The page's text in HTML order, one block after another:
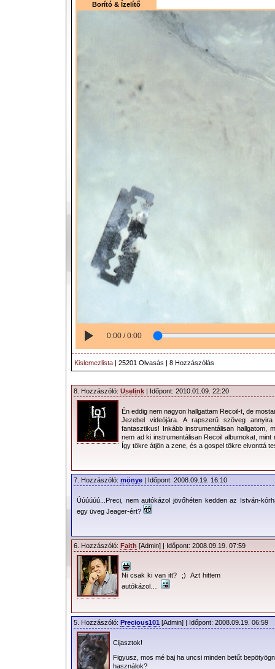
Borító & Ízelítő
0:00 / 0:00
Kislemezlista | 25201 Olvasás | 8 Hozzászólás
8. Hozzászóló: Uselink | Időpont: 2010.01.09. 22:20
Én eddig nem nagyon hallgattam Recoil-t, de
Jezebel videójára. A rapszerű szöveg
fantasztikus! Inkább instrumentálisan hallgatom,
nem ad ki instrumentálisan Recoil albumokat, mint
Így tökre átjön a zene, és a gospel tökre elvonttá
7. Hozzászóló: mönye | Időpont: 2008.09.19. 16:10
Úúúúúú...Preci, nem autókázol jövőhéten kedden az István-
egy üveg Jeager-ért?
6. Hozzászóló: Faith [Admin] | Időpont: 2008.09.19. 07:59
Ni csak ki van itt? ;) Azt hittem
autókázol…
5. Hozzászóló: Precious101 [Admin] | Időpont: 2008.09.19. 06:59
Cijasztok!
Figyusz, mos mé baj ha uncsi minden betűt
használok?